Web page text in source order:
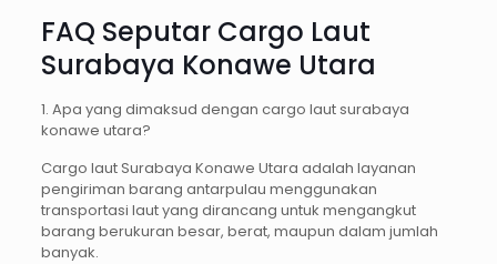
FAQ Seputar Cargo Laut
Surabaya Konawe Utara
1. Apa yang dimaksud dengan cargo laut surabaya
konawe utara?
Cargo laut Surabaya Konawe Utara adalah layanan
pengiriman barang antarpulau menggunakan
transportasi laut yang dirancang untuk mengangkut
barang berukuran besar, berat, maupun dalam jumlah
banyak.